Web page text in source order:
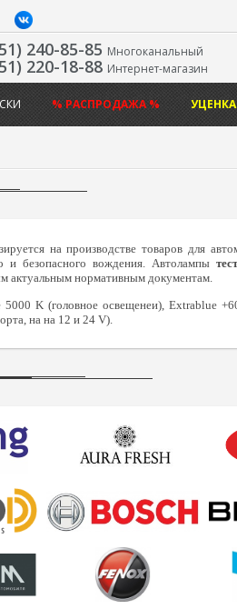
240-85-85 Многоканальный
220-18-88 Интернет-магазин
% РАСПРОДАЖА % УЦЕНКА
на производстве товаров для
безопасного вождения. Автолампы
актуальным нормативным документам.
5000 K (головное освещенеи), Extrablue
на на 12 и 24 V).